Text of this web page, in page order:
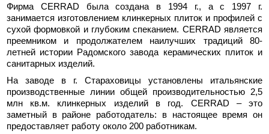
Фирма CERRAD была создана в 1994 г., а с 1997 г.
занимается изготовлением клинкерных плиток и профилей с
сухой формовкой и глубоким спеканием. CERRAD является
преемником и продолжателем наилучших традиций 80-
летней истории Радомского завода керамических плиток и
санитарных изделий.
На заводе в г. Стараховицы установлены итальянские
производственные линии общей производительностью 2,5
млн кв.м. клинкерных изделий в год. CERRAD – это
заметный в районе работодатель: в настоящее время он
предоставляет работу около 200 работникам.